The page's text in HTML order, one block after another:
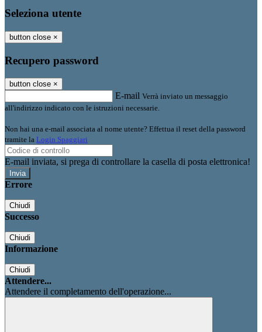
Seleziona utente
button close ×
Recupero password
button close ×
E-mail Verrà inviato un messaggio
all'indirizzo indicato con le istruzioni necessarie.
Non hai una e-mail associata al nome utente? Effettua il reset della password
tramite la Login Spaggiari
E-mail inviata, si prega di controllare la casella di posta elettronica!
Errore
Chiudi
Successo
Chiudi
Informazione
Chiudi
Attendere...
Attendere il completamento dell'operazione...